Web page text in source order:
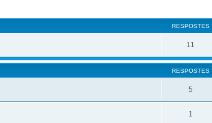
RESPOSTES
11
RESPOSTES
5
1